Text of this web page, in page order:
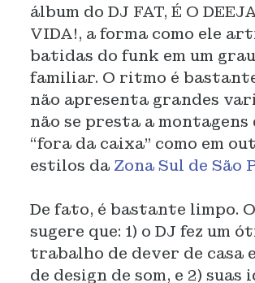
álbum do DJ FAT, É O
VIDA!, a forma como ele
batidas do funk em um
familiar. O ritmo é
não apresenta grandes
não se presta a montagens
“fora da caixa" como em
estilos da Zona Sul de São
De fato, é bastante limpo.
sugere que: 1) o DJ fez um
trabalho de dever de casa
de design de som, e 2) suas